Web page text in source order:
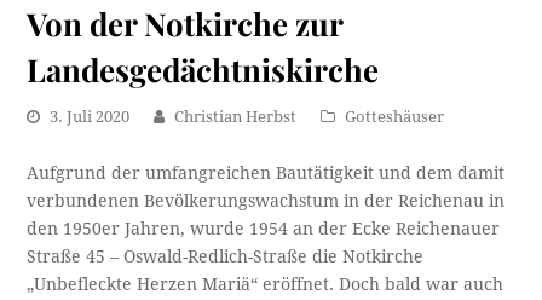
Von der Notkirche zur
Landesgedächtniskirche
3. Juli 2020 Christian Herbst Gotteshäuser
Aufgrund der umfangreichen Bautätigkeit und dem damit
verbundenen Bevölkerungswachstum in der Reichenau in
den 1950er Jahren, wurde 1954 an der Ecke Reichenauer
Straße 45 – Oswald-Redlich-Straße die Notkirche
„Unbefleckte Herzen Mariä“ eröffnet. Doch bald war auch